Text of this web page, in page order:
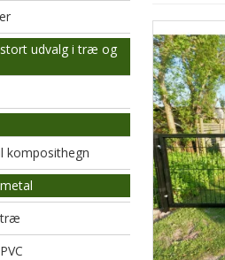
udvalg i træ og
komposithegn
træ